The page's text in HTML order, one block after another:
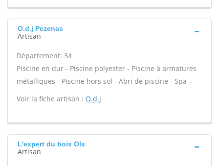
O.d.j Pezenas
Artisan
Département: 34
Piscine en dur - Piscine polyester - Piscine à armatures
métalliques - Piscine hors sol - Abri de piscine - Spa -
Voir la fiche artisan : O.d.j
L'expert du bois Ols
Artisan